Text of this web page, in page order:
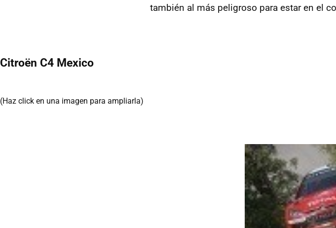
también al más peligroso para estar en el
Citroën C4 Mexico
(Haz click en una imagen para ampliarla)